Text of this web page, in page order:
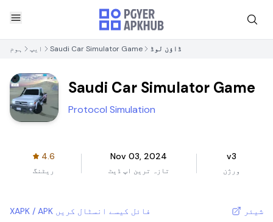
ہوم ایپ Saudi Car Simulator Game ڈاؤن لوڈ
Saudi Car Simulator Game
Protocol Simulation
4.6
ریٹنگ
Nov 03, 2024
تازہ ترین اپ ڈیٹ
v3
ورژن
XAPK / APK فائل کیسے انسٹال کریں شیئر